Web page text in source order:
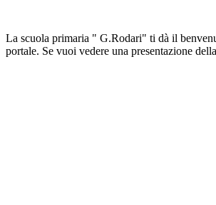
La scuola primaria " G.Rodari" ti dà il
portale. Se vuoi vedere una presentazione